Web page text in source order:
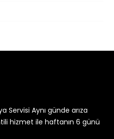
Servisi Aynı günde arıza
hizmet ile haftanın 6 günü